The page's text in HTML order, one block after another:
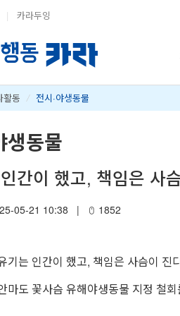
| 카라두잉
활동 / 전시·야생동물
생동물
간이 했고, 책임은 사
05-21 10:38 | 1852
기는 인간이 했고, 책임은 사슴이 진
마도 꽃사슴 유해야생동물 지정 철